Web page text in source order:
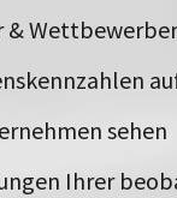
&
sehen
Ihrer